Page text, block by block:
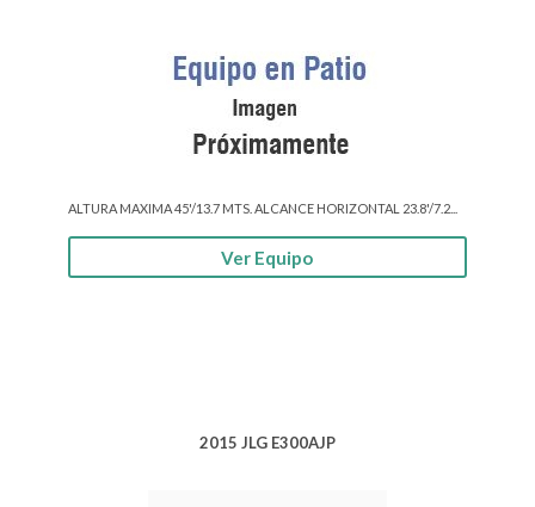
ALTURA MAXIMA 45'/13.7 MTS. ALCANCE HORIZONTAL 23.8'/7.2...
Ver Equipo
2015 JLG E300AJP